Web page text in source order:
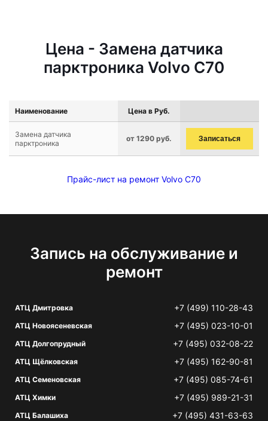
Цена - Замена датчика
парктроника Volvo C70
Наименование Цена в Руб.
Замена датчика
парктроника
от 1290 руб. Записаться
Прайс-лист на ремонт Volvo C70
Запись на обслуживание и
ремонт
АТЦ Дмитровка +7 (499) 110-28-43
АТЦ Новоясеневская +7 (495) 023-10-01
АТЦ Долгопрудный +7 (495) 032-08-22
АТЦ Щёлковская +7 (495) 162-90-81
АТЦ Семеновская +7 (495) 085-74-61
АТЦ Химки +7 (495) 989-21-31
АТЦ Балашиха +7 (495) 431-63-63